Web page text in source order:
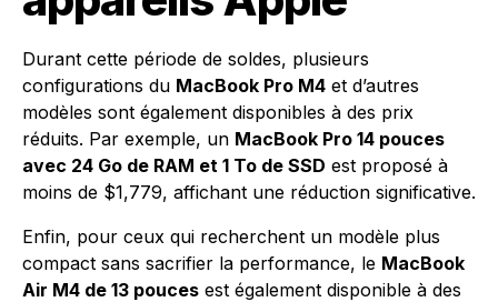
Durant cette période de soldes, plusieurs
configurations du MacBook Pro M4 et d’autres
modèles sont également disponibles à des prix
réduits. Par exemple, un MacBook Pro 14 pouces
avec 24 Go de RAM et 1 To de SSD est proposé à
moins de $1,779, affichant une réduction significative.
Enfin, pour ceux qui recherchent un modèle plus
compact sans sacrifier la performance, le MacBook
Air M4 de 13 pouces est également disponible à des